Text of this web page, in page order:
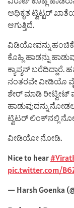
ಅಧಿಕೃತ ಟ್ವಿಟ್ಟರ್
ಆಗುತ್ತಿದೆ.
ವಿಡಿಯೋವನ್ನು
ಕೊಹ್ಲಿ ಹಾಡನ್ನು
ಕ್ಯಾಪ್ಶನ್
ನಂತರವೇ ವೀಡಿಯೊ
ಶೇರ್ ಮಾಡಿ ರೀಟ್ವೀಟ್
ಹಾಡುವುದನ್ನು
ಟ್ವಿಟರ್ ಲಿಂಕ್‌ನಲ್ಲಿ
ವೀಡಿಯೋ ನೋಡಿ.
Nice to hear
pic.twitter.com/
— Harsh Goenka